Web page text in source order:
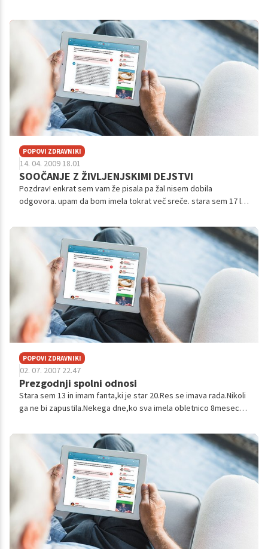
naprej ne more...
POPOVI ZDRAVNIKI
14. 04. 2009 18.01
SOOČANJE Z ŽIVLJENJSKIMI DEJSTVI
Pozdrav! enkrat sem vam že pisala pa žal nisem dobila
odgovora. upam da bom imela tokrat več sreče. stara sem 17 let
bojim smrti. ko dobim ...
POPOVI ZDRAVNIKI
02. 07. 2007 22.47
Prezgodnji spolni odnosi
Stara sem 13 in imam fanta,ki je star 20.Res se imava rada.Nikoli
ga ne bi zapustila.Nekega dne,ko sva imela obletnico 8meseca
se pogovar...